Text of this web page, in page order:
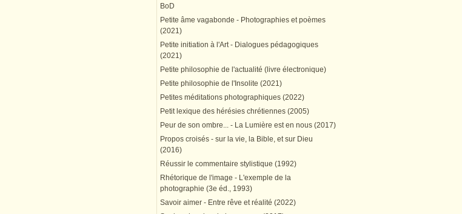
BoD
Petite âme vagabonde - Photographies et poèmes
(2021)
Petite initiation à l'Art - Dialogues pédagogiques
(2021)
Petite philosophie de l'actualité (livre électronique)
Petite philosophie de l'Insolite (2021)
Petites méditations photographiques (2022)
Petit lexique des hérésies chrétiennes (2005)
Peur de son ombre... - La Lumière est en nous (2017)
Propos croisés - sur la vie, la Bible, et sur Dieu
(2016)
Réussir le commentaire stylistique (1992)
Rhétorique de l'image - L'exemple de la
photographie (3e éd., 1993)
Savoir aimer - Entre rêve et réalité (2022)